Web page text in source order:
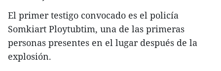
El primer testigo convocado es el policía
Somkiart Ploytubtim, una de las primeras
personas presentes en el lugar después de la
explosión.